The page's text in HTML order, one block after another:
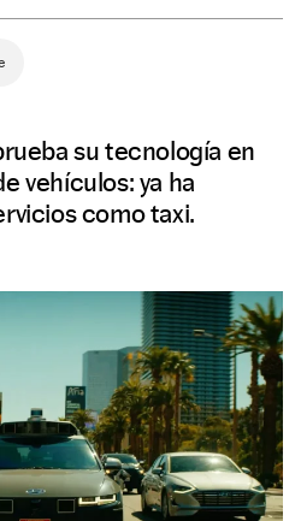
su tecnología en
vehículos: ya ha
como taxi.